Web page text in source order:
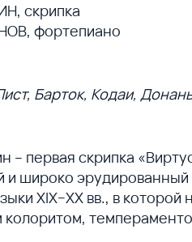
скрипка
фортепиано
Барток, Кодаи,
– первая скрипка
и широко
XIX–XX вв., в